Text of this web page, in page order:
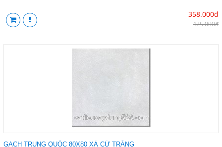
358.000đ
425.000đ
GẠCH TRUNG QUỐC 80X80 XÀ CỪ TRẮNG